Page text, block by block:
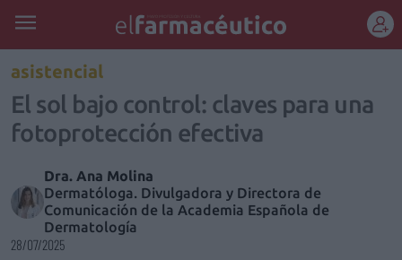
asistencial
El sol bajo control: claves para una
fotoprotección efectiva
Dra. Ana Molina
Dermatóloga. Divulgadora y Directora de
Comunicación de la Academia Española de
Dermatología
28/07/2025